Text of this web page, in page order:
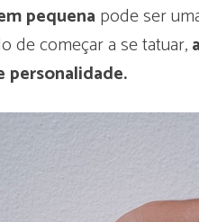
pequena pode ser
de começar a se tatuar,
personalidade.